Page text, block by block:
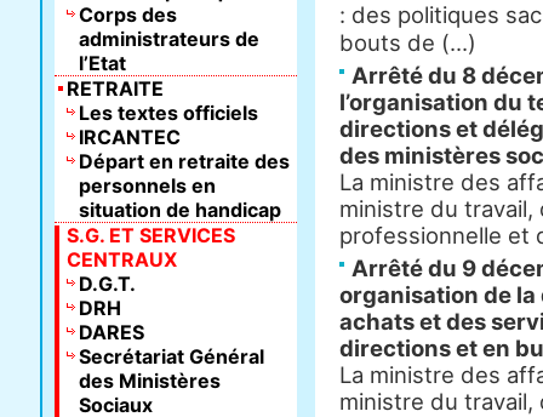
: des politiques
bouts de (...)
Arrêté du 8
l’organisation du
directions et
des ministères
La ministre des
ministre du travail,
professionnelle et
Arrêté du 9
organisation de
achats et des
directions et en
La ministre des
ministre du travail,
Corps des
administrateurs de
l’Etat
RETRAITE
Les textes officiels
IRCANTEC
Départ en retraite des
personnels en
situation de handicap
S.G. ET SERVICES
CENTRAUX
D.G.T.
DRH
DARES
Secrétariat Général
des Ministères
Sociaux